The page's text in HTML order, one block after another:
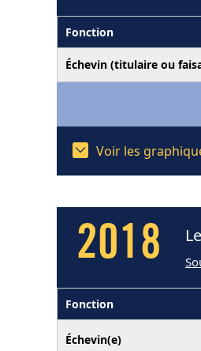
Fonction
Échevin (titulaire ou
Voir les
2018
Fonction
Échevin(e)